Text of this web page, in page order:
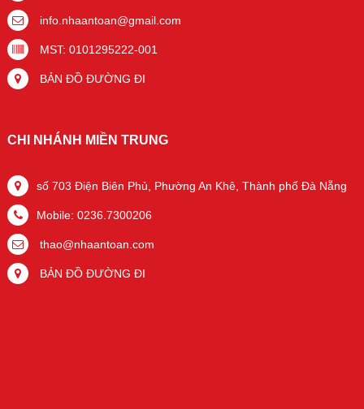
info.nhaantoan@gmail.com
MST: 0101295222-001
BẢN ĐỒ ĐƯỜNG ĐI
CHI NHÁNH MIỀN TRUNG
số 703 Điện Biên Phủ, Phường An Khê, Thành phố Đà Nẵng
Mobile: 0236.7300206
thao@nhaantoan.com
BẢN ĐỒ ĐƯỜNG ĐI